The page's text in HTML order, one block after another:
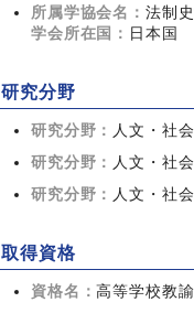
所属学協会名： 法制
学会所在国： 日本国
研究分野
研究分野： 人文・社
研究分野： 人文・社
研究分野： 人文・社
取得資格
資格名：高等学校教